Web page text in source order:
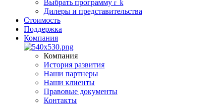
Выбрать программу r k
Дилеры и представительства
Стоимость
Поддержка
Компания
Компания
История развития
Наши партнеры
Наши клиенты
Правовые документы
Контакты